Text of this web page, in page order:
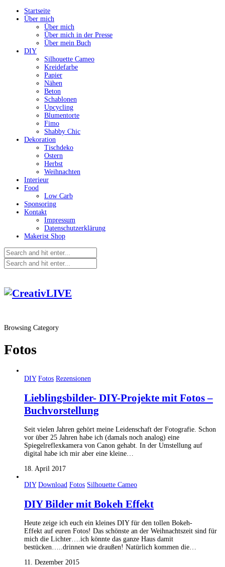
Startseite
Über mich
Über mich
Über mich in der Presse
Über mein Buch
DIY
Silhouette Cameo
Kreidefarbe
Papier
Nähen
Beton
Schablonen
Upcycling
Blumentorte
Fimo
Shabby Chic
Dekoration
Tischdeko
Ostern
Herbst
Weihnachten
Interieur
Food
Low Carb
Sponsoring
Kontakt
Impressum
Datenschutzerklärung
Makerist Shop
Browsing Category
Fotos
DIY Fotos Rezensionen
Lieblingsbilder- DIY-Projekte mit Fotos –
Buchvorstellung
Seit vielen Jahren gehört meine Leidenschaft der Fotografie. Schon
vor über 25 Jahren habe ich (damals noch analog) eine
Spiegelreflexkamera von Canon gehabt. In der Umstellung auf
digital habe ich mir aber eine kleine…
18. April 2017
DIY Download Fotos Silhouette Cameo
DIY Bilder mit Bokeh Effekt
Heute zeige ich euch ein kleines DIY für den tollen Bokeh-
Effekt auf euren Fotos! Das schönste an der Weihnachtszeit sind für
mich die Lichter….ich könnte das ganze Haus damit
bestücken…..drinnen wie draußen! Natürlich kommen die…
11. Dezember 2015